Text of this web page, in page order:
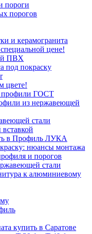
пороги
порогов
и керамогранита
цене!
ПВХ
под покраску
цвете!
ГОСТ
из нержавеющей
стали
в Профиль ЛУКА
нюансы монтажа
и порогов
стали
к алюминиевому
купить в Саратове